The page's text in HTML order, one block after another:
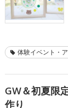
体験イベント・
GW＆初夏限
作り